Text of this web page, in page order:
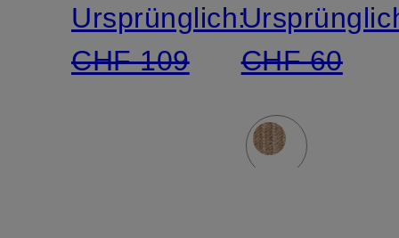
Ursprünglich:
CHF 109
CHF 60